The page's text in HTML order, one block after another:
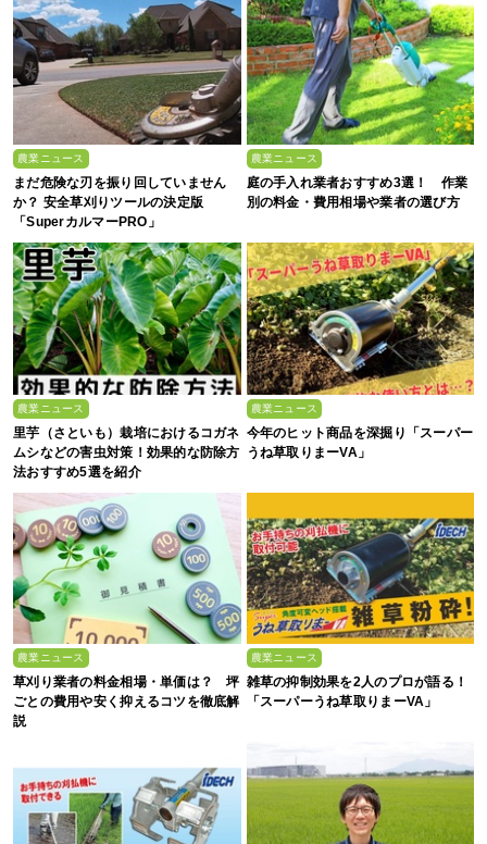
農業ニュース
まだ危険な刃を振り回していません
か？ 安全草刈りツールの決定版
「SuperカルマーPRO」
農業ニュース
庭の手入れ業者おすすめ3選！ 作業
別の料金・費用相場や業者の選び方
農業ニュース
里芋（さといも）栽培におけるコガネ
ムシなどの害虫対策！効果的な防除方
法おすすめ5選を紹介
農業ニュース
今年のヒット商品を深掘り「スーパー
うね草取りまーVA」
農業ニュース
草刈り業者の料金相場・単価は？ 坪
ごとの費用や安く抑えるコツを徹底解
説
農業ニュース
雑草の抑制効果を2人のプロが語る！
「スーパーうね草取りまーVA」